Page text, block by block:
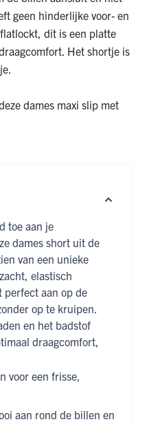
geen hinderlijke voor- en
dit is een platte
Het shortje is
dames maxi slip met
toe aan je
dames short uit de
van een unieke
elastisch
perfect aan op de
op te kruipen.
en het badstof
draagcomfort,
voor een frisse,
aan rond de billen en